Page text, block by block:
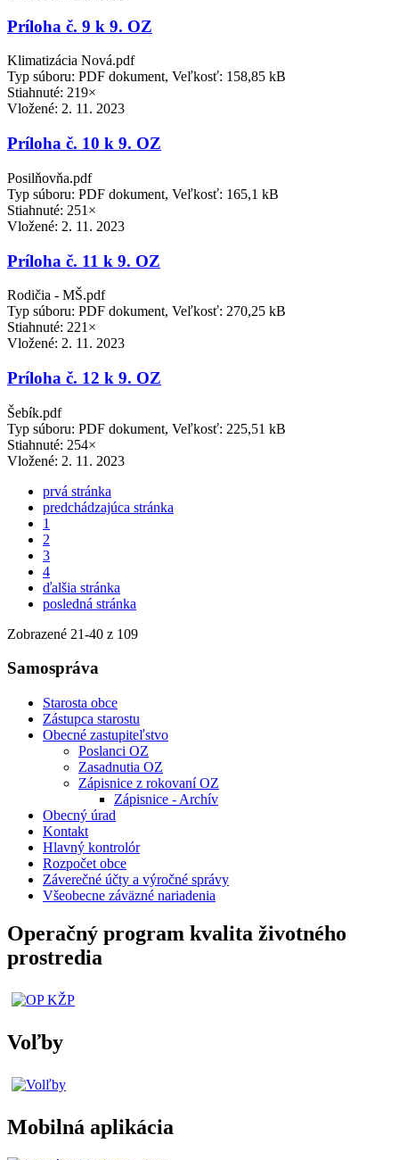
Príloha č. 9 k 9. OZ
Klimatizácia Nová.pdf
Typ súboru: PDF dokument, Veľkosť: 158,85 kB
Stiahnuté: 219×
Vložené: 2. 11. 2023
Príloha č. 10 k 9. OZ
Posilňovňa.pdf
Typ súboru: PDF dokument, Veľkosť: 165,1 kB
Stiahnuté: 251×
Vložené: 2. 11. 2023
Príloha č. 11 k 9. OZ
Rodičia - MŠ.pdf
Typ súboru: PDF dokument, Veľkosť: 270,25 kB
Stiahnuté: 221×
Vložené: 2. 11. 2023
Príloha č. 12 k 9. OZ
Šebík.pdf
Typ súboru: PDF dokument, Veľkosť: 225,51 kB
Stiahnuté: 254×
Vložené: 2. 11. 2023
prvá stránka
predchádzajúca stránka
1
2
3
4
ďalšia stránka
posledná stránka
Zobrazené 21-40 z 109
Samospráva
Starosta obce
Zástupca starostu
Obecné zastupiteľstvo
Poslanci OZ
Zasadnutia OZ
Zápisnice z rokovaní OZ
Zápisnice - Archív
Obecný úrad
Kontakt
Hlavný kontrolór
Rozpočet obce
Záverečné účty a výročné správy
Všeobecne záväzné nariadenia
Operačný program kvalita životného
prostredia
Voľby
Mobilná aplikácia